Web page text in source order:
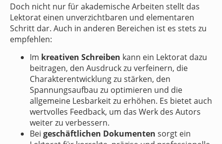
Doch nicht nur für akademische Arbeiten stellt das
Lektorat einen unverzichtbaren und elementaren
Schritt dar. Auch in anderen Bereichen ist es stets zu
empfehlen:
Im kreativen Schreiben kann ein Lektorat dazu
beitragen, den Ausdruck zu verfeinern, die
Charakterentwicklung zu stärken, den
Spannungsaufbau zu optimieren und die
allgemeine Lesbarkeit zu erhöhen. Es bietet auch
wertvolles Feedback, um das Werk des Autors
weiter zu verbessern.
Bei geschäftlichen Dokumenten sorgt ein